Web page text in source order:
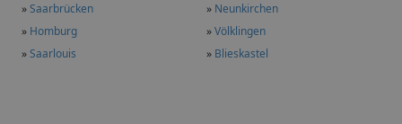
»Saarbrücken » Neunkirchen
» Homburg »Völklingen
»Saarlouis » Blieskastel